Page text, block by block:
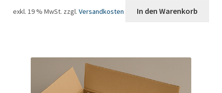
exkl. 19 % MwSt. zzgl.Versandkosten In den Warenkorb